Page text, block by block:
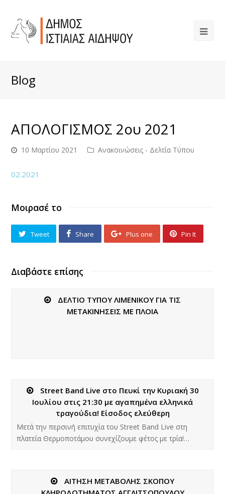
Blog
ΑΠΟΛΟΓΙΣΜΟΣ 2ου 2021
10 Μαρτίου 2021 Ανακοινώσεις - Δελτία Τύπου
02.2021
Μοιρασέ το
Tweet Share Plus one Pin It
Διαβάστε επίσης
ΔΕΛΤΙΟ ΤΥΠΟΥ ΛΙΜΕΝΙΚΟΥ ΓΙΑ ΤΙΣ
ΜΕΤΑΚΙΝΗΣΕΙΣ ΜΕ ΠΛΟΙΑ
Street Band Live στο Πευκί την Κυριακή 30
Ιουλίου στις 21:30 με αγαπημένα ελληνικά
τραγούδια! Είσοδος ελεύθερη
Μετά την περσινή επιτυχία του Street Band Live στη
πλατεία Θερμοποτάμου συνεχίζουμε φέτος με τρία!…
ΑΙΤΗΣΗ ΜΕΤΑΒΟΛΗΣ ΣΚΟΠΟΥ